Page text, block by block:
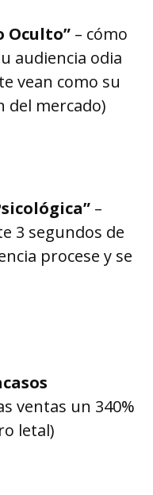
Oculto” – cómo
audiencia odia
vean como su
del mercado)
–
3 segundos de
procese y se
ventas un 340%
letal)